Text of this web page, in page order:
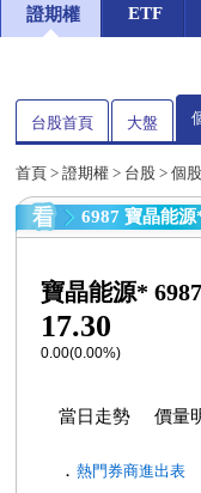
證期權 ETF
台股首頁 大盤
首頁 > 證期權 > 台股 > 個股
6987 寶晶能源
寶晶能源* 6987
17.30
0.00(0.00%)
當日走勢 價量
． 熱門券商進出表